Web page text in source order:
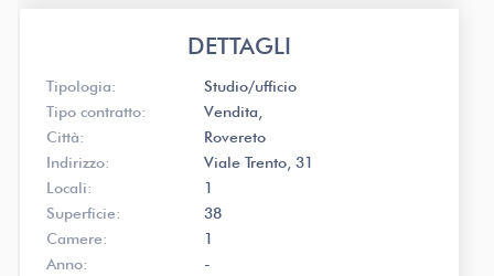
DETTAGLI
Tipologia:
Studio/ufficio
Tipo contratto:
Vendita
Città:
Rovereto
Indirizzo:
Viale Trento, 31
Locali:
1
Superficie:
38
Camere:
1
Anno:
-